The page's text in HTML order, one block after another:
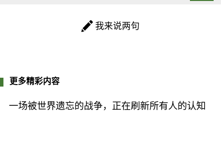
我来说两句
更多精彩内容
一场被世界遗忘的战争，正在刷新所有人的认知